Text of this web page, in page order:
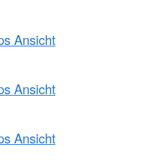
Ansicht
Ansicht
Ansicht